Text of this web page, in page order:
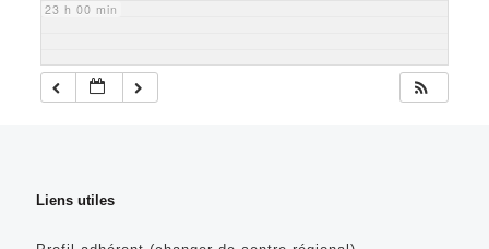
23 h 00 min
Liens utiles